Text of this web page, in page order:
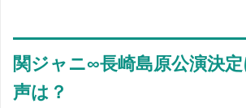
関ジャニ∞長崎島原公演決
声は？